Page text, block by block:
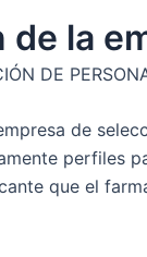
de la
DE
de
perfiles
que el